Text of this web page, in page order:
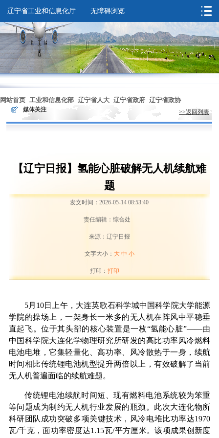
网站首页 工业和信息化部 辽宁省人大 辽宁省政府 辽宁省政协
无障碍浏览
辽宁省工业和信息化厅 无障碍浏览
> 媒体关注 >>返回列表
【辽宁日报】氢能心脏破解无人机续航难
题
发文时间：2026-05-14 08:53:40
责任编辑：综合处
来源：辽宁日报
文字大小： 大 中 小
打印： 打印
5月 10日上午，大连英歌石科学城中国科学院大学能源
学院的操场上，一架身长一米多的无人机在阵风中平稳垂
直起飞。位于其头部的核心装置是一枚“氢能心脏”——由
中国科学院大连化学物理研究所研发的高比功率风冷燃料
电池电堆，它集轻量化、高功率、风冷散热于一身，续航
时间相比传统锂电池机型提升两倍以上，有效破解了当前
无人机普遍面临的续航难题。
传统锂电池续航时间短、现有燃料电池系统较为笨重
等问题成为制约无人机行业发展的瓶颈。此次大连化物所
科研团队成功突破多项关键技术，风冷电堆比功率达1970
瓦/千克，面功率密度达1.15瓦/平方厘米。该项成果创新度